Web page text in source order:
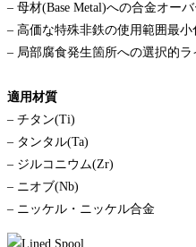
– 母材(Base Metal)への合金オー
– 高価な特殊非鉄の使用範囲最
– 局部腐食発生箇所への選択的ラ
適用材質
– チタン(Ti)
– タンタル(Ta)
– ジルコニウム(Zr)
– ニオブ(Nb)
– ニッケル・ニッケル合金